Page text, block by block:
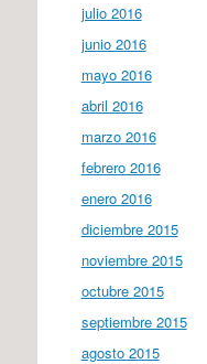
julio 2016
junio 2016
mayo 2016
abril 2016
marzo 2016
febrero 2016
enero 2016
diciembre 2015
noviembre 2015
octubre 2015
septiembre 2015
agosto 2015